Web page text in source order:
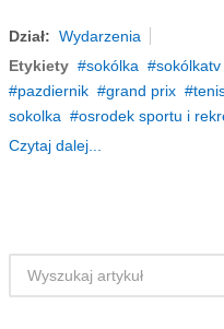
Dział: Wydarzenia
Etykiety
sokólka sokólkatv
pazdiernik
grand prix
sokolka
osrodek sportu i
Czytaj dalej...